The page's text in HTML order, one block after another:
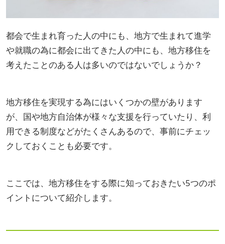
都会で生まれ育った人の中にも、地方で生まれて進学
や就職の為に都会に出てきた人の中にも、地方移住を
考えたことのある人は多いのではないでしょうか？
地方移住を実現する為にはいくつかの壁があります
が、国や地方自治体が様々な支援を行っていたり、利
用できる制度などがたくさんあるので、事前にチェッ
クしておくことも必要です。
ここでは、地方移住をする際に知っておきたい5つのポ
イントについて紹介します。